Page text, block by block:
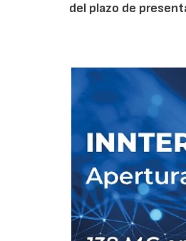
del plazo de